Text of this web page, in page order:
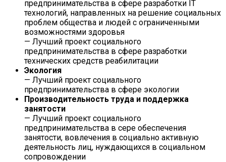
предпринимательства в сфере разработки IT
технологий, направленных на решение социальных
проблем общества и людей с ограниченными
возможностями здоровья
— Лучший проект социального
предпринимательства в сфере разработки
технических средств реабилитации
Экология
— Лучший проект социального
предпринимательства в сфере экологии
Производительность труда и поддержка
занятости
— Лучший проект социального
предпринимательства в сере обеспечения
занятости, вовлечения в социально активную
деятельность лиц, нуждающихся в социальном
сопровождении